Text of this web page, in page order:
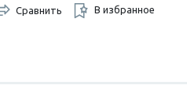
Сравнить В избранное